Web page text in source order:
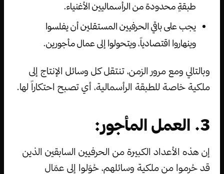
طبقةٍ محدودة من الرأسماليين الأغنياء.
يجب على باقي الحرفيين المستقلين أن يفلسوا
وينهاروا اقتصادياً، ويتحولوا إلى عمال مأجورين.
وبالتالي ومع مرور الزمن، تنتقل كل وسائل الإنتاج إلى
ملكية خاصة للطبقة الرأسمالية، أي تصبح احتكاراً لها.
3. العمل المأجور:
إن هذه الأعداد الكبيرة من الحرفيين السابقين الذين
قد حُرموا من ملكية وسائلهم، حُوّلوا إلى عمّال